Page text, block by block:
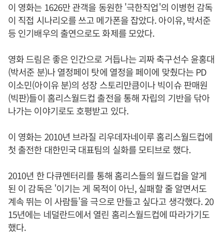
이 영화는 1626만 관객을 동원한 '극한직업'의 이병헌 감독
이 직접 시나리오를 쓰고 메가폰을 잡았다. 아이유, 박서준
등 인기배우의 출연으로도 화제를 모았다.
영화 드림은 좋은 인간으로 거듭나는 괴짜 축구선수 윤홍대
(박서준 분)나 열정페이 탓에 열정을 페이에 맞췄다는 PD
이소민(아이유 분)의 성장 스토리만큼이나 빅이슈 판매원
(빅판)들이 홈리스월드컵 출전을 통해 자립의 기반을 닦아
나가는 이야기로도 호평받고 있다.
이 영화는 2010년 브라질 리우데자네이루 홈리스월드컵에
첫 출전한 대한민국 대표팀의 실화를 모티브로 했다.
2010년 한 다큐멘터리를 통해 홈리스들의 월드컵을 알게
된 이 감독은 '이기는 게 목적이 아닌, 실패할 줄 알면서도
계속 뛰는 이 사람들'을 극으로 만들고 싶다고 생각했다. 20
15년에는 네덜란드에서 열린 홈리스월드컵에 따라가기도
했다.